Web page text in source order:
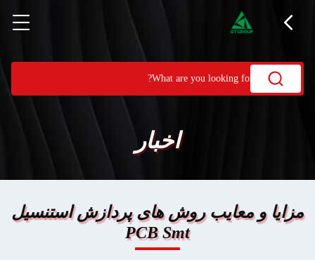
اخبار
مزایا و معایب روش های پردازش استنسیل
PCB Smt